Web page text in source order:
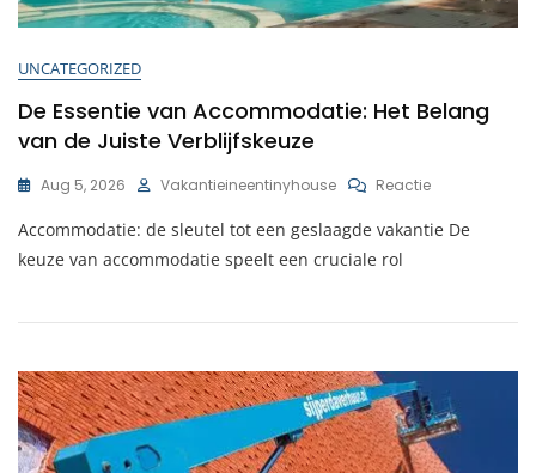
UNCATEGORIZED
De Essentie van Accommodatie: Het Belang
van de Juiste Verblijfskeuze
Aug 5, 2026 Vakantieineentinyhouse ReactieOp
Essentie
Belang
Verblijfskeuze
Accommodatie: de sleutel tot een geslaagde vakantie De
keuze van accommodatie speelt een cruciale rol